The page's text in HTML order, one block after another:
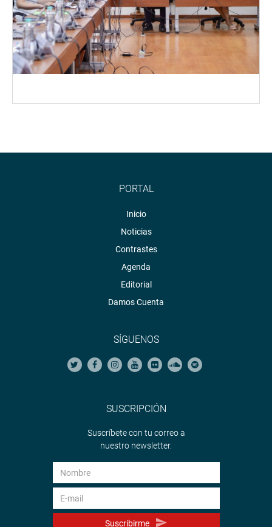
PORTAL
Inicio
Noticias
Contrastes
Agenda
Editorial
Damos Cuenta
SÍGUENOS
SUSCRIPCIÓN
Suscríbete con tu correo a
nuestro newsletter.
Suscribirme